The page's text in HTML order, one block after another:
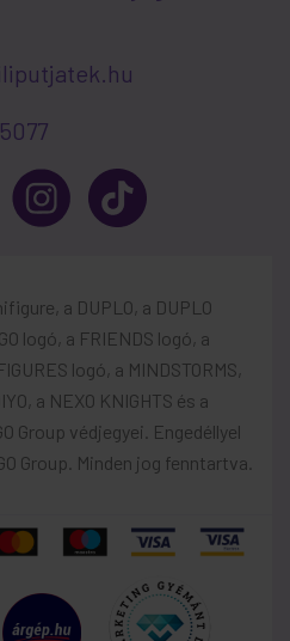
a DUPLO, a DUPLO
logó, a FRIENDS logó, a
logó, a MINDSTORMS,
a NEXO KNIGHTS és a
Group védjegyei. Engedéllyel
Group. Minden jog fenntartva.